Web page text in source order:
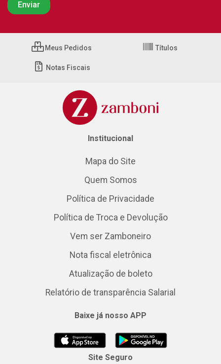
Meus Pedidos Títulos
Notas Fiscais
Institucional
Mapa do Site
Quem Somos
Política de Privacidade
Política de Troca e Devolução
Vem ser Zamboneiro
Nota fiscal eletrônica
Atualização de boleto
Relatório de transparência Salarial
Baixe já nosso APP
Site Seguro